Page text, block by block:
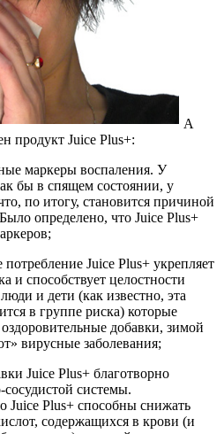
А
продукт Juice Plus+:
маркеры воспаления. У
бы в спящем состоянии, у
по итогу, становится причиной
определено, что Juice Plus+
потребление Juice Plus+ укрепляет
и способствует целостности
и дети (как известно, эта
в группе риска) которые
добавки, зимой
вирусные заболевания;
Juice Plus+ благотворно
системы.
Juice Plus+ способны снижать
содержащихся в крови (и